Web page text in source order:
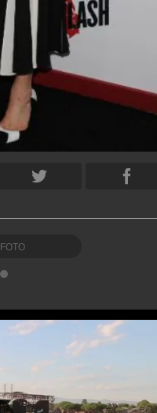
FOTO